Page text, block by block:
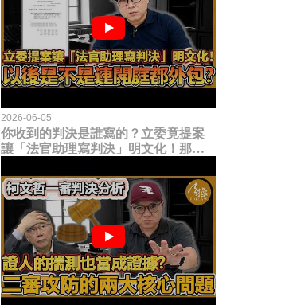
2026-06-05
你收到的判決是誰寫的？立委竟提案
讓「法官助理寫判決」明文化！那以